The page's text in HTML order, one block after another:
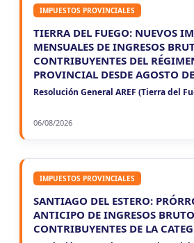
7 Agentes Retencion La Rioja
CUIT 5-6-7-8-9-…
NEUQUEN
VIE
NEUQUEN
IMPUESTOS PROVINCIALES
TIERRA DEL FUEGO: NUEVOS
MENSUALES DE INGRESOS
CONTRIBUYENTES DEL
PROVINCIAL DESDE AGOSTO
Resolución General AREF (Tierra del
06/08/2026
IMPUESTOS PROVINCIALES
SANTIAGO DEL ESTERO:
ANTICIPO DE INGRESOS
CONTRIBUYENTES DE LA